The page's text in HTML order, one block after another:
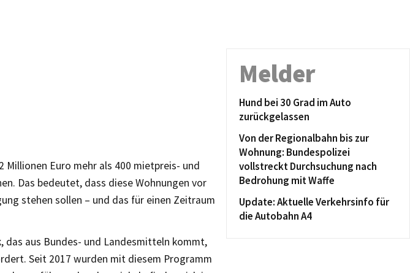
Euro mehr als 400 mietpreis- und
Das bedeutet, dass diese Wohnungen vor
stehen sollen – und das für einen Zeitraum
das aus Bundes- und Landesmitteln kommt,
Seit 2017 wurden mit diesem Programm
Melder
Hund bei 30 Grad im Auto
zurückgelassen
Von der Regionalbahn bis zur
Wohnung: Bundespolizei
vollstreckt Durchsuchung nach
Bedrohung mit Waffe
Update: Aktuelle Verkehrsinfo für
die Autobahn A4